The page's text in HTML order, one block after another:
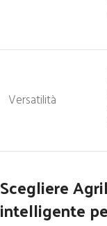
Versatilità
Scegliere
intelligente